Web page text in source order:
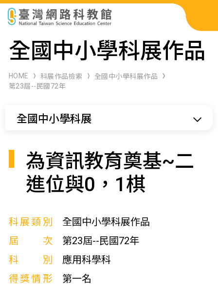
科展作品檢索
科學研習月刊
全國中小學科展作品
HOME 科展作品檢索
全國中小學科展作品
第23屆--民國72年
全國中小學科展
為資訊教育奠基~二
進位與0，1棋
科展類別
全國中小學科展作品
屆次
第23屆--民國72年
科別
應用科學科
得獎情形
第一名